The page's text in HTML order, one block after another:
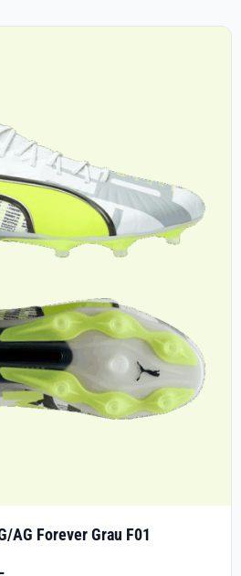
AG Forever Grau F01